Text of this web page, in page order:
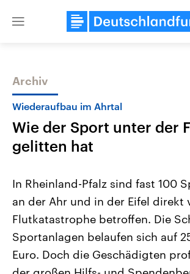
Close
Themen
Landtagswahl Sachsen-Anhalt
2026
Alle Informationen
Sachsen-Anhalt wählt am 6.
September 2026 einen neuen
Landtag. Seit 2021 wird das
Bundesland von einer Koalition aus
USA
den
mit
Archiv
Wiederaufbau im Ahrtal
Wie der Sport unter der
gelitten hat
In Rheinland-Pfalz sind fast 100
an der Ahr und in der Eifel direkt
Flutkatastrophe betroffen. Die
Sportanlagen belaufen sich auf
Euro. Doch die Geschädigten